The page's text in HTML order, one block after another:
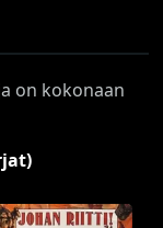
on kokonaan